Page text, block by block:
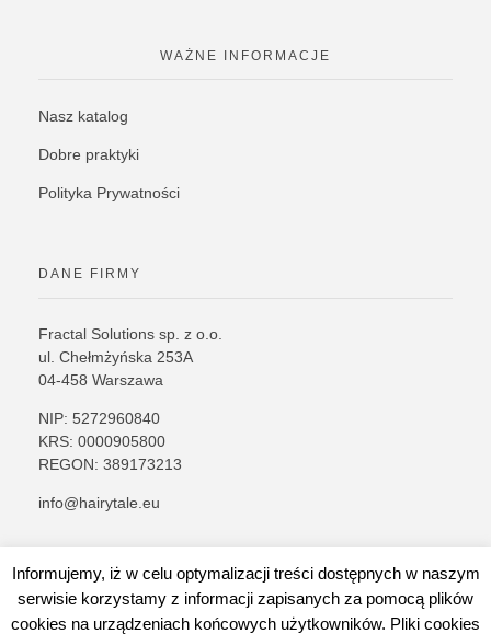
WAŻNE INFORMACJE
Nasz katalog
Dobre praktyki
Polityka Prywatności
DANE FIRMY
Fractal Solutions sp. z o.o.
ul. Chełmżyńska 253A
04-458 Warszawa
NIP: 5272960840
KRS: 0000905800
REGON: 389173213
info@hairytale.eu
Informujemy, iż w celu optymalizacji treści dostępnych w naszym
serwisie korzystamy z informacji zapisanych za pomocą plików
cookies na urządzeniach końcowych użytkowników. Pliki cookies